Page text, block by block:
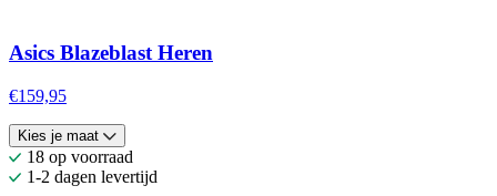
Asics Blazeblast Heren
€159,95
Kies je maat
18 op voorraad
1-2 dagen levertijd